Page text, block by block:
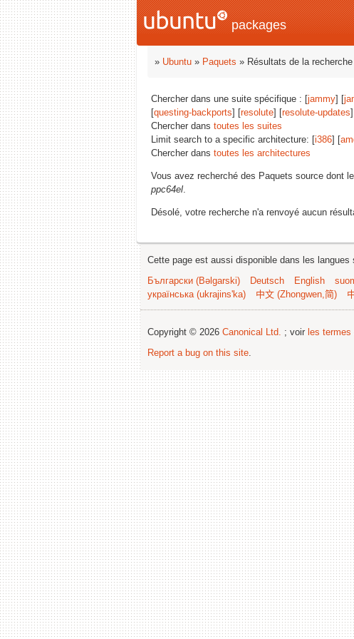
packages
» Ubuntu » Paquets » Résultats de la
Chercher dans une suite spécifique : [jammy] [
[questing-backports] [resolute] [resolute-updates
Chercher dans toutes les suites
Limit search to a specific architecture: [i386] [
Chercher dans toutes les architectures
Vous avez recherché des Paquets source dont
ppc64el.
Désolé, votre recherche n'a renvoyé aucun
Cette page est aussi disponible dans les langues
Български (Bəlgarski)
Deutsch English
українська (ukrajins'ka)
中文 (Zhongwen,简)
Copyright © 2026 Canonical Ltd. ; voir les
Report a bug on this site.